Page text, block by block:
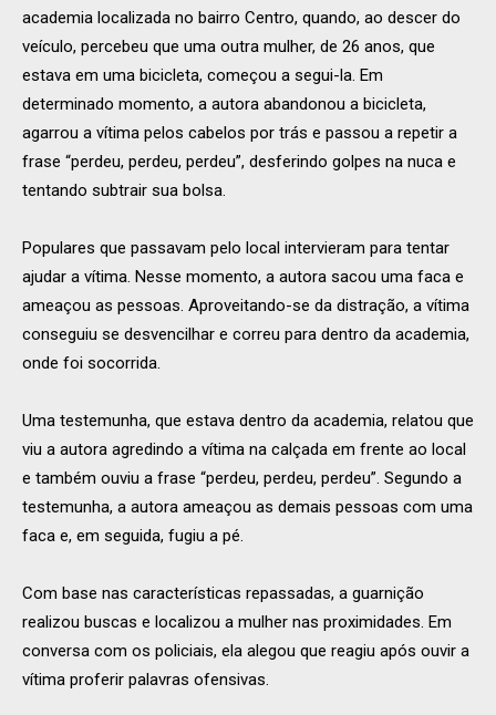
academia localizada no bairro Centro, quando, ao descer do
veículo, percebeu que uma outra mulher, de 26 anos, que
estava em uma bicicleta, começou a segui-la. Em
determinado momento, a autora abandonou a bicicleta,
agarrou a vítima pelos cabelos por trás e passou a repetir a
frase “perdeu, perdeu, perdeu”, desferindo golpes na nuca e
tentando subtrair sua bolsa.
Populares que passavam pelo local intervieram para tentar
ajudar a vítima. Nesse momento, a autora sacou uma faca e
ameaçou as pessoas. Aproveitando-se da distração, a vítima
conseguiu se desvencilhar e correu para dentro da academia,
onde foi socorrida.
Uma testemunha, que estava dentro da academia, relatou que
viu a autora agredindo a vítima na calçada em frente ao local
e também ouviu a frase “perdeu, perdeu, perdeu”. Segundo a
testemunha, a autora ameaçou as demais pessoas com uma
faca e, em seguida, fugiu a pé.
Com base nas características repassadas, a guarnição
realizou buscas e localizou a mulher nas proximidades. Em
conversa com os policiais, ela alegou que reagiu após ouvir a
vítima proferir palavras ofensivas.